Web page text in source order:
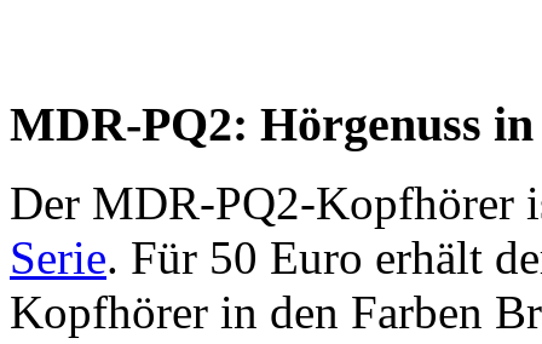
MDR-PQ2: Hörgenuss
Der MDR-PQ2-Kopfhörer
Serie. Für 50 Euro erhält
Kopfhörer in den Farben